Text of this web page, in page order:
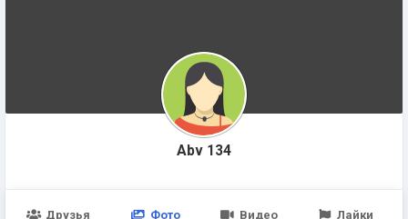
Abv 134
Друзья Фото Видео Лайки